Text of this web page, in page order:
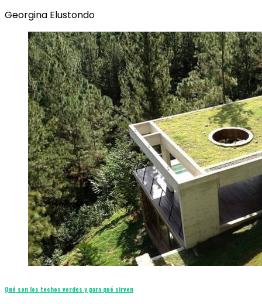
Georgina Elustondo
Qué son los techos verdes y para qué sirven